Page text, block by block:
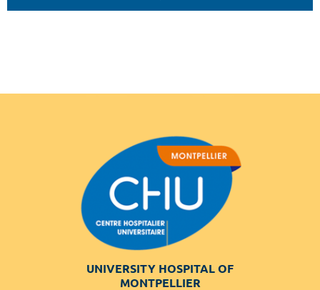
UNIVERSITY HOSPITAL OF
MONTPELLIER